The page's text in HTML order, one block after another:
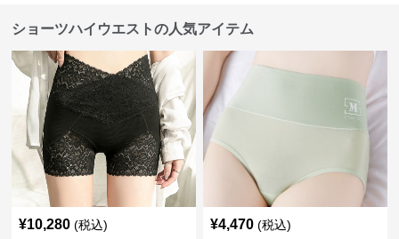
ショーツハイウエストの人気アイテム
¥10,280 (税込) ¥4,470 (税込)